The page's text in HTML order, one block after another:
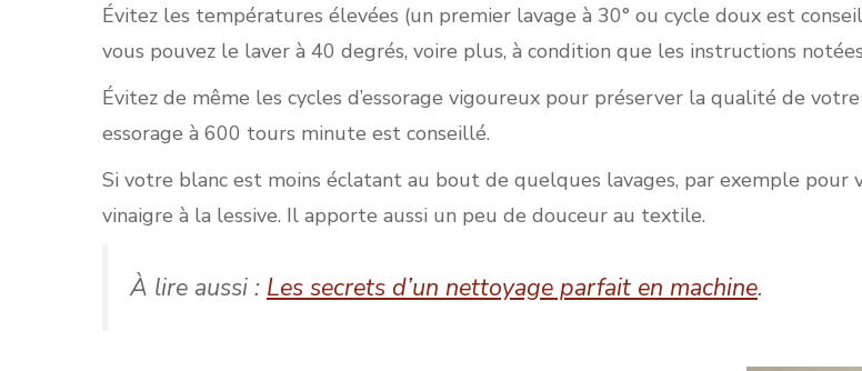
Évitez les températures élevées (un premier lavage à 30° ou cycle doux est
vous pouvez le laver à 40 degrés, voire plus, à condition que les instructions
Évitez de même les cycles d’essorage vigoureux pour préserver la qualité de
essorage à 600 tours minute est conseillé.
Si votre blanc est moins éclatant au bout de quelques lavages, par exemple
vinaigre à la lessive. Il apporte aussi un peu de douceur au textile.
À lire aussi : Les secrets d’un nettoyage parfait en machine.